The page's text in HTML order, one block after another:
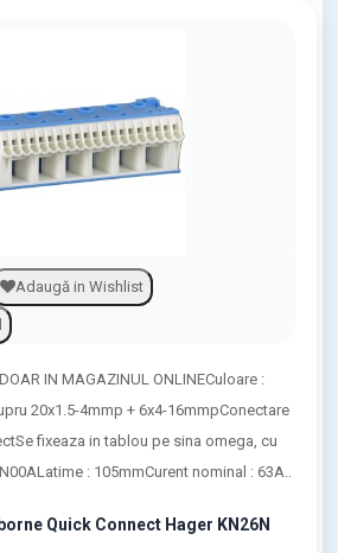
Adaugă in Wishlist
Quick Connect Hager KN26N
IN MAGAZINUL ONLINECuloare :
20x1.5-4mmp + 6x4-16mmpConectare
fixeaza in tablou pe sina omega, cu
: 105mmCurent nominal : 63A..